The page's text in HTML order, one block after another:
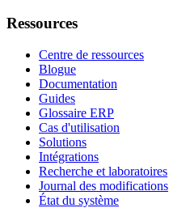
Ressources
Centre de ressources
Blogue
Documentation
Guides
Glossaire ERP
Cas d'utilisation
Solutions
Intégrations
Recherche et laboratoires
Journal des modifications
État du système